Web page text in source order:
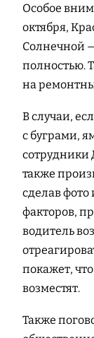
Особое
октября,
Солнечной
полностью.
на
В случаи,
с буграми,
сотрудники
также
сделав фото
факторов,
водитель
покажет,
возместят.
Также